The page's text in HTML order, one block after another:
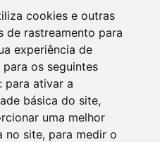
cookies e outras
de rastreamento para
experiência de
para os seguintes
para ativar a
básica do site,
uma melhor
no site, para medir o
SOCIAIS!